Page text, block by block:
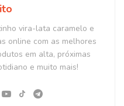
vira-lata caramelo e
online com as melhores
em alta, próximas
e muito mais!